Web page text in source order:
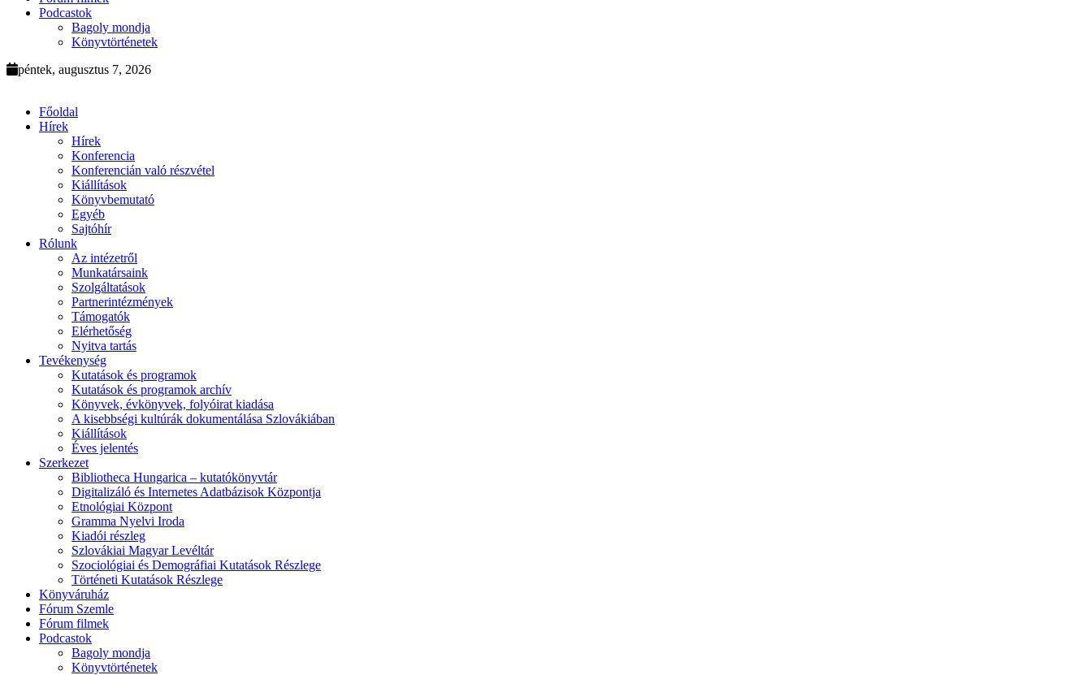
Podcastok
Bagoly mondja
Könyvtörténetek
péntek, augusztus 7, 2026
Főoldal
Hírek
Hírek
Konferencia
Konferencián való részvétel
Kiállítások
Könyvbemutató
Egyéb
Sajtóhír
Rólunk
Az intézetről
Munkatársaink
Szolgáltatások
Partnerintézmények
Támogatók
Elérhetőség
Nyitva tartás
Tevékenység
Kutatások és programok
Kutatások és programok archív
Könyvek, évkönyvek, folyóirat kiadása
A kisebbségi kultúrák dokumentálása Szlovákiában
Kiállítások
Éves jelentés
Szerkezet
Bibliotheca Hungarica – kutatókönyvtár
Digitalizáló és Internetes Adatbázisok Központja
Etnológiai Központ
Gramma Nyelvi Iroda
Kiadói részleg
Szlovákiai Magyar Levéltár
Szociológiai és Demográfiai Kutatások Részlege
Történeti Kutatások Részlege
Könyváruház
Fórum Szemle
Fórum filmek
Podcastok
Bagoly mondja
Könyvtörténetek